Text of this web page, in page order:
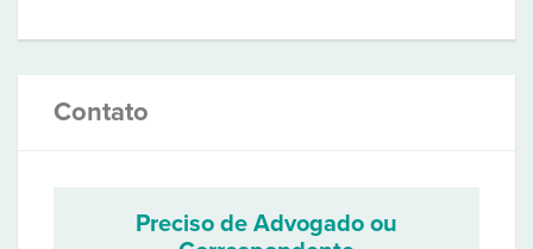
Contato
Preciso de Advogado ou